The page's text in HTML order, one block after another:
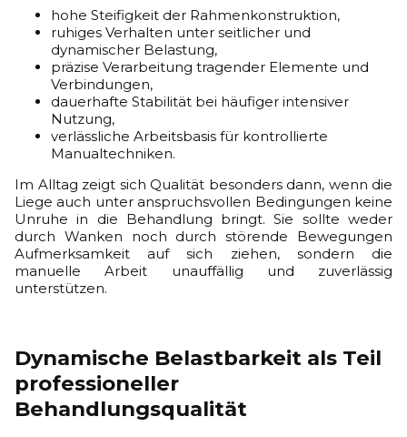
hohe Steifigkeit der Rahmenkonstruktion,
ruhiges Verhalten unter seitlicher und
dynamischer Belastung,
präzise Verarbeitung tragender Elemente und
Verbindungen,
dauerhafte Stabilität bei häufiger intensiver
Nutzung,
verlässliche Arbeitsbasis für kontrollierte
Manualtechniken.
Im Alltag zeigt sich Qualität besonders dann, wenn die
Liege auch unter anspruchsvollen Bedingungen keine
Unruhe in die Behandlung bringt. Sie sollte weder
durch Wanken noch durch störende Bewegungen
Aufmerksamkeit auf sich ziehen, sondern die
manuelle Arbeit unauffällig und zuverlässig
unterstützen.
Dynamische Belastbarkeit als Teil
professioneller
Behandlungsqualität